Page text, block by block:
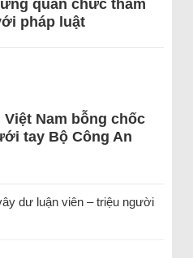
quan chức tham
pháp luật
Nam bỗng chốc
tay Bộ Công An
dư luận viên – triệu người